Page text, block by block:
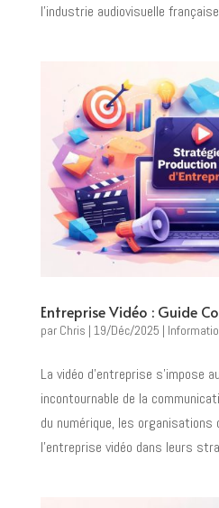
l’industrie audiovisuelle
Entreprise Vidéo : Guide
par Chris | 19/Déc/2025 |
La vidéo d’entreprise s’impose
incontournable de la
du numérique, les
l’entreprise vidéo dans leurs